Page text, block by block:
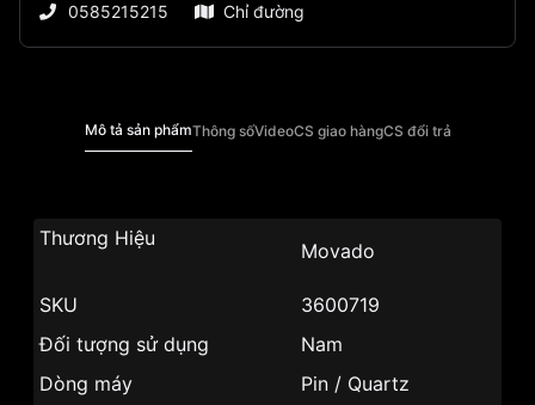
0585215215
Chỉ đường
Mô tả sản phẩmThông sốVideoCS giao hàngCS đổi trả
Thương Hiệu
Movado
SKU
3600719
Đối tượng sử dụng
Nam
Dòng máy
Pin / Quartz